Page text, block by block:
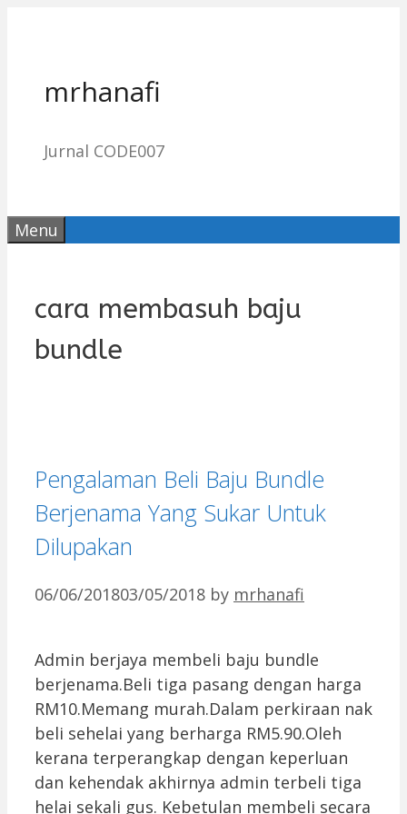
mrhanafi
Jurnal CODE007
Menu
cara membasuh baju
bundle
Pengalaman Beli Baju Bundle
Berjenama Yang Sukar Untuk
Dilupakan
06/06/201803/05/2018 by mrhanafi
Admin berjaya membeli baju bundle
berjenama.Beli tiga pasang dengan harga
RM10.Memang murah.Dalam perkiraan nak
beli sehelai yang berharga RM5.90.Oleh
kerana terperangkap dengan keperluan
dan kehendak akhirnya admin terbeli tiga
helai sekali gus. Kebetulan membeli secara